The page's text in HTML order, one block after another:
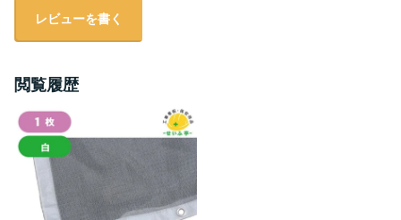
レビューを書く
閲覧履歴